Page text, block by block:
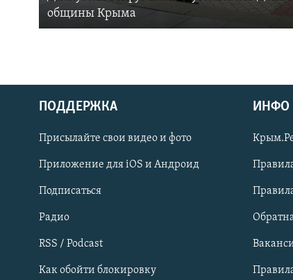
Українською
Qırımtatar
ПРИСОЕДИНЯЙТЕСЬ!
общины Крыма
ПОДДЕРЖКА
Присылайте свои видео и фото
Приложение для iOS и Андроид
Подписаться
Радио
RSS / Podcast
Как обойти блокировку
ИНФО